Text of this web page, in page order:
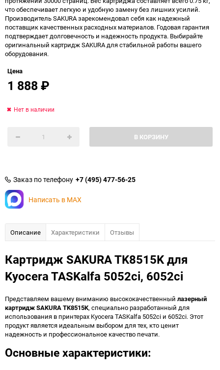
что обеспечивает легкую и удобную замену без лишних усилий.
Производитель SAKURA зарекомендовал себя как надежный
поставщик качественных расходных материалов. Годовая гарантия
подтверждает долговечность и надежность продукта. Выбирайте
оригинальный картридж SAKURA для стабильной работы вашего
оборудования.
Цена
1 888₽
В КОРЗИНУ
Нет в наличии
Заказ по телефону +7 (495) 477-56-25
Написать в MAX
Описание Характеристики Отзывы
Картридж SAKURA TK8515K для
Kyocera TASKalfa 5052ci, 6052ci
Представляем вашему вниманию высококачественный лазерный
картридж SAKURA TK8515K, специально разработанный для
использования в принтерах Kyocera TASKalfa 5052ci и 6052ci. Этот
продукт является идеальным выбором для тех, кто ценит
надежность и профессиональное качество печати.
Основные характеристики: